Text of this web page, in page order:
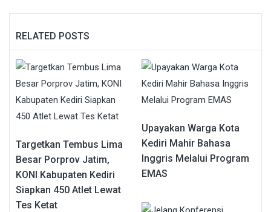
RELATED POSTS
Targetkan Tembus Lima
Besar Porprov Jatim,
KONI Kabupaten Kediri
Siapkan 450 Atlet Lewat
Tes Ketat
Upayakan Warga Kota
Kediri Mahir Bahasa
Inggris Melalui Program
EMAS